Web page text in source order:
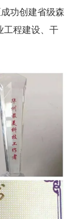
功创建省级森
工程建设、干